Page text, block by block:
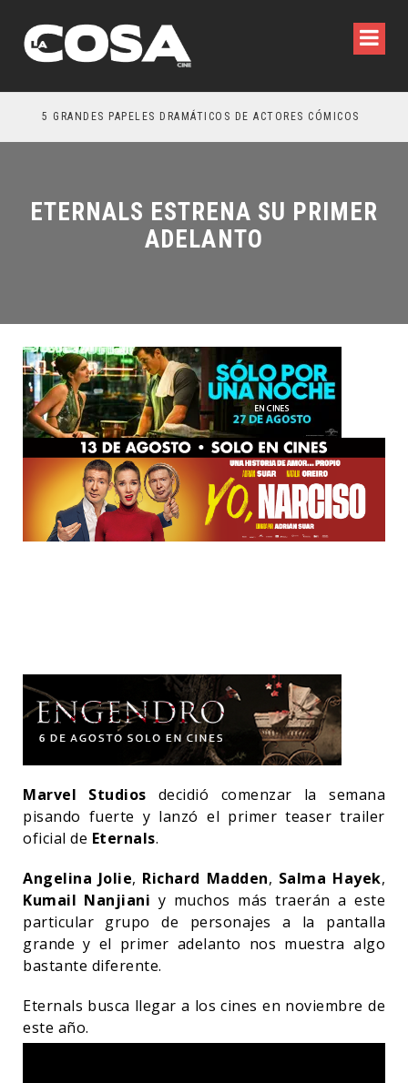
5 GRANDES PAPELES DRAMÁTICOS DE ACTORES CÓMICOS
ETERNALS ESTRENA SU PRIMER
ADELANTO
Marvel Studios decidió comenzar la semana
pisando fuerte y lanzó el primer teaser trailer
oficial de Eternals.
Angelina Jolie, Richard Madden, Salma Hayek,
Kumail Nanjiani y muchos más traerán a este
particular grupo de personajes a la pantalla
grande y el primer adelanto nos muestra algo
bastante diferente.
Eternals busca llegar a los cines en noviembre de
este año.